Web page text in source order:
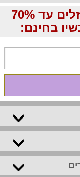
קבלו מבצעים לוהטים ומוזלים עד 70%
בחינם: